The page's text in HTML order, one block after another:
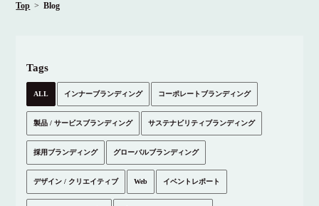
Top Blog
Tags
ALL インナーブランディング コーポレートブランディング
製品 / サービスブランディング サステナビリティブランディング
採用ブランディング グローバルブランディング
デザイン / クリエイティブ Web イベントレポート